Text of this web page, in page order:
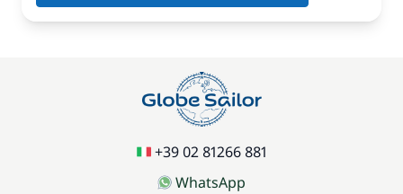
+39 02 81266 881
WhatsApp